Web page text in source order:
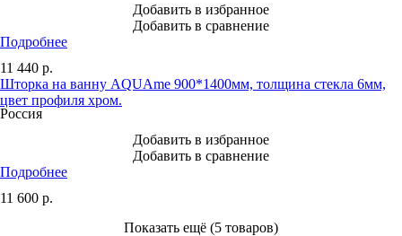
Добавить в избранное
Добавить в сравнение
Подробнее
11 440 р.
Шторка на ванну AQUAme 900*1400мм, толщина стекла 6мм,
цвет профиля хром.
Россия
Добавить в избранное
Добавить в сравнение
Подробнее
11 600 р.
Показать ещё (5 товаров)